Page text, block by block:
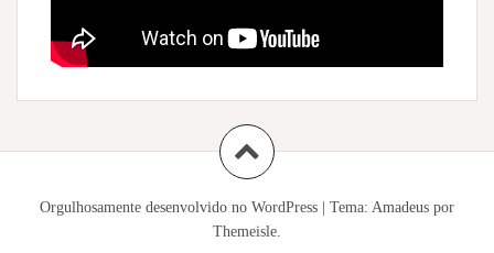
Orgulhosamente desenvolvido no WordPress Tema: Amadeus por
Themeisle.